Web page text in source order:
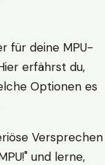
für deine MPU-
erfährst du,
Optionen es
Versprechen
und lerne,